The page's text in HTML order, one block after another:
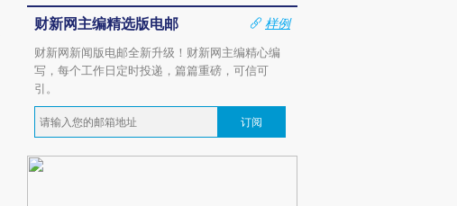
财新网主编精选版电邮
样例
财新网新闻版电邮全新升级！财新网主编精心编
写，每个工作日定时投递，篇篇重磅，可信可
引。
订阅